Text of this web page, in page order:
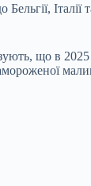
що в 2025